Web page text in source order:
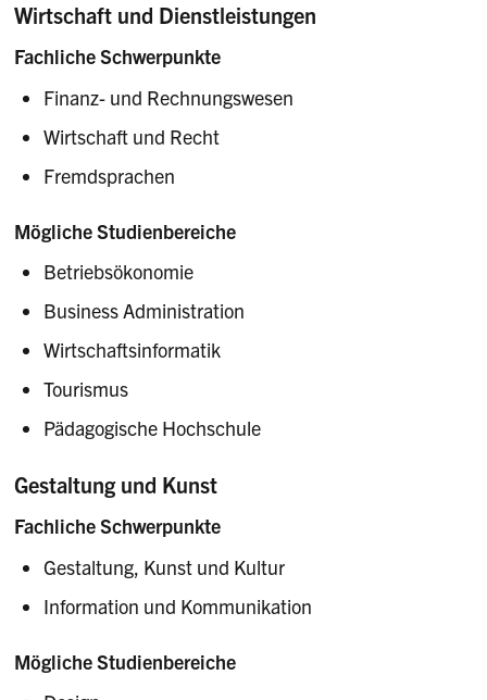
Wirtschaft und Dienstleistungen
Fachliche Schwerpunkte
Finanz- und Rechnungswesen
Wirtschaft und Recht
Fremdsprachen
Mögliche Studienbereiche
Betriebsökonomie
Business Administration
Wirtschaftsinformatik
Tourismus
Pädagogische Hochschule
Gestaltung und Kunst
Fachliche Schwerpunkte
Gestaltung, Kunst und Kultur
Information und Kommunikation
Mögliche Studienbereiche